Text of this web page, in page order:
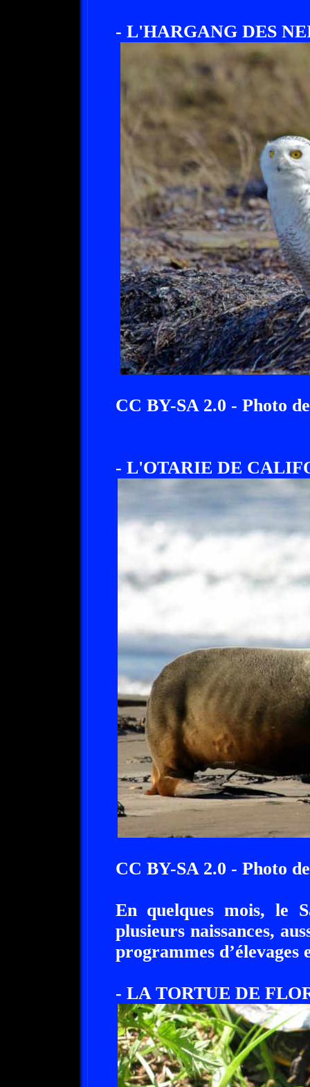
- L'HARGANG DES
CC BY-SA 2.0 - Photo
- L'OTARIE DE
CC BY-SA 2.0 - Photo
En quelques mois, le
plusieurs naissances,
programmes d’élevages
- LA TORTUE DE